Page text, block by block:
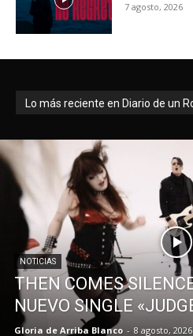
7 agosto, 2026
Lo más reciente en Diario de un
NOTICIAS
THEN COMES
NUEVO SINGLE
Gloria de Arriba Blanco - 8 agosto, 2026